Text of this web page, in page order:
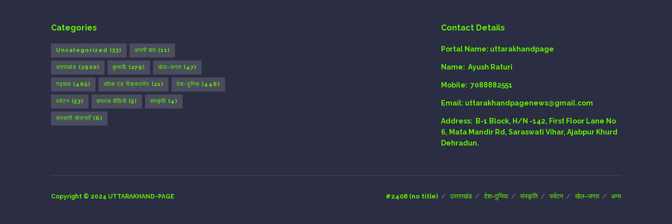
Categories
Uncategorized (33) अपनी बात (11)
उत्तराखंड (2900) कुमाऊँ (279) खेल-जगत (47)
गढ़वाल (465) जॉब्स एंड रिक्रूटमेंट (21) देश-दुनिया (446)
पर्यटन (53) वायरल वीडियो (5) संस्कृति (4)
सरकारी योजनाएँ (6)
Contact Details
Portal Name: uttarakhandpage
Name: Ayush Raturi
Mobile: 7088882551
Email: uttarakhandpagenews@gmail.com
Address:
B-1 Block, H/N -142, First Floor Lane No
6, Mata Mandir Rd, Saraswati Vihar, Ajabpur Khurd
Dehradun.
#2408 (no title) उत्तराखंड देश-दुनिया संस्कृति पर्यटन खेल-जगत अन्य
Copyright © 2024 UTTARAKHAND-PAGE